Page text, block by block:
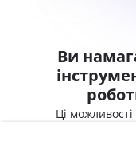
Ви
Ці
LIGA360.
доступ для